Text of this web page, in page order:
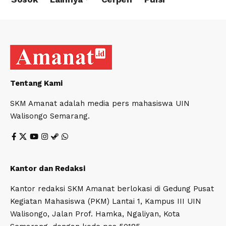
Tentang Kami
SKM Amanat adalah media pers mahasiswa UIN
Walisongo Semarang.
Kantor dan Redaksi
Kantor redaksi SKM Amanat berlokasi di Gedung Pusat
Kegiatan Mahasiswa (PKM) Lantai 1, Kampus III UIN
Walisongo, Jalan Prof. Hamka, Ngaliyan, Kota